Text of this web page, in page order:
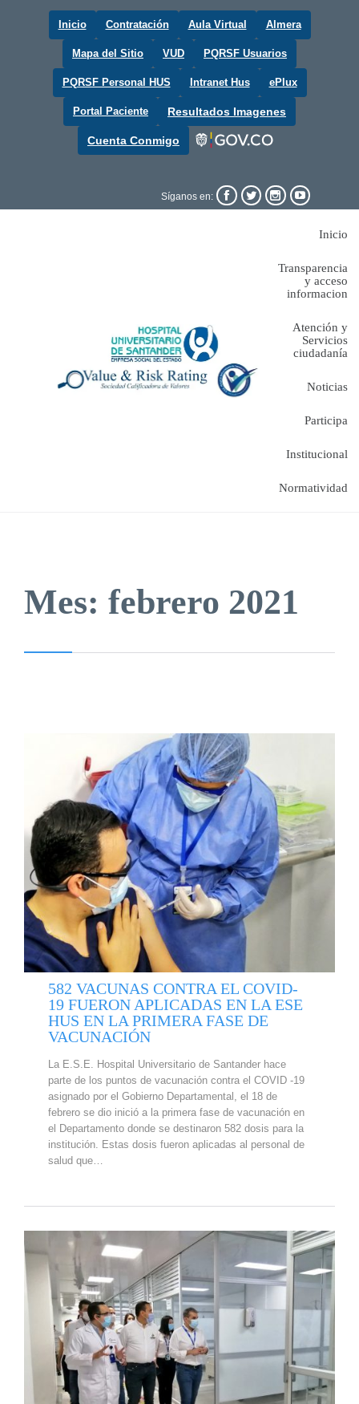
Inicio Contratación Aula Virtual Almera
Mapa del Sitio VUD PQRSF Usuarios
PQRSF Personal HUS Intranet Hus ePlux
Portal Paciente Resultados Imagenes
Cuenta Conmigo
Síganos en:    
Inicio
Transparencia
y acceso
informacion
Atención y
Servicios
ciudadanía
Noticias
Participa
Institucional
Normatividad
Mes: febrero 2021
582 VACUNAS CONTRA EL COVID-
19 FUERON APLICADAS EN LA ESE
HUS EN LA PRIMERA FASE DE
VACUNACIÓN
La E.S.E. Hospital Universitario de Santander hace
parte de los puntos de vacunación contra el COVID -19
asignado por el Gobierno Departamental, el 18 de
febrero se dio inició a la primera fase de vacunación en
el Departamento donde se destinaron 582 dosis para la
institución. Estas dosis fueron aplicadas al personal de
salud que…